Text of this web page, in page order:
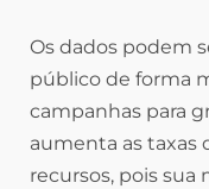
Os dados podem
público de forma
campanhas para
aumenta as taxas
recursos, pois sua